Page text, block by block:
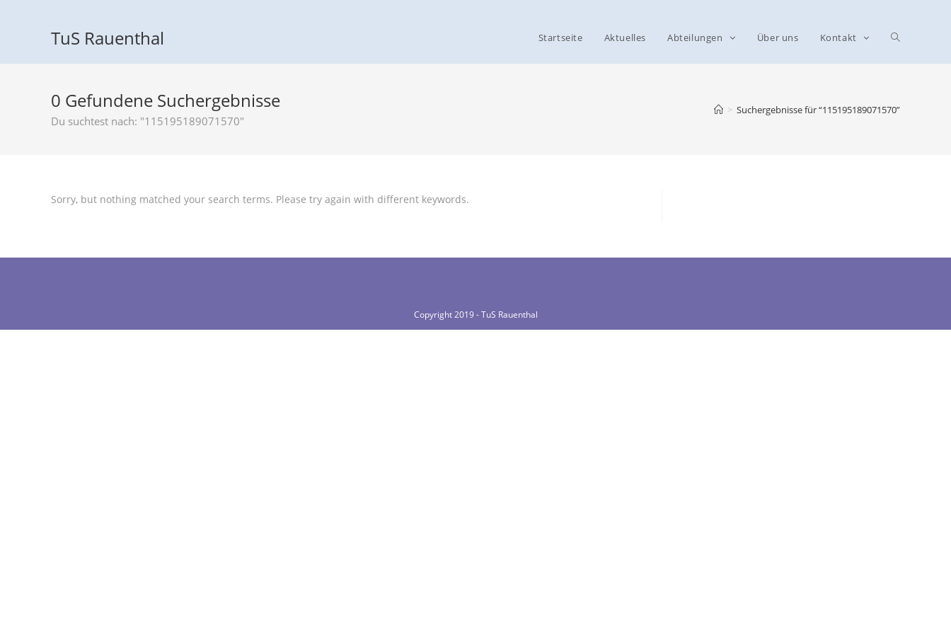
TuS Rauenthal Startseite Aktuelles Abteilungen Über uns Kontakt
0 Gefundene Suchergebnisse
Du suchtest nach: "115195189071570"
> Suchergebnisse für“115195189071570”
Sorry, but nothing matched your search terms. Please try again with different keywords.
Copyright 2019 - TuS Rauenthal